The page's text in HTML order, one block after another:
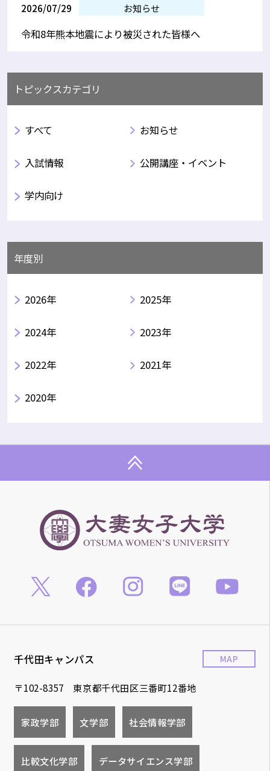
2026/07/29 お知らせ
令和8年熊本地震により被災された皆様へ
トピックスカテゴリ
すべて お知らせ
入試情報 公開講座・イベント
学内向け
年度別
2026年 2025年
2024年 2023年
2022年 2021年
2020年
千代田キャンパス
〒102-8357 東京都千代田区三番町12番地
MAP
家政学部 文学部 社会情報学部
比較文化学部 データサイエンス学部